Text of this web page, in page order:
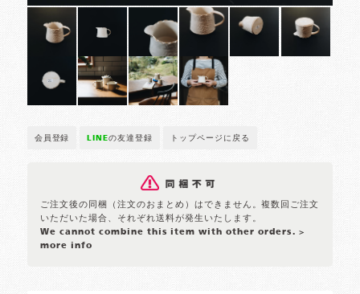
会員登録 LINEの友達登録 トップページに戻る
ご注文後の同梱（注文のおまとめ）はできません。複数回ご注文
いただいた場合、それぞれ送料が発生いたします。
We cannot combine this item with other orders. >
more info